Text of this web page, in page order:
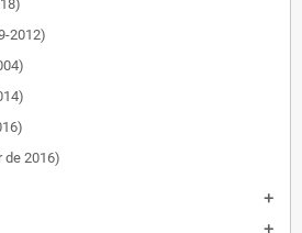
2012)
de 2016)